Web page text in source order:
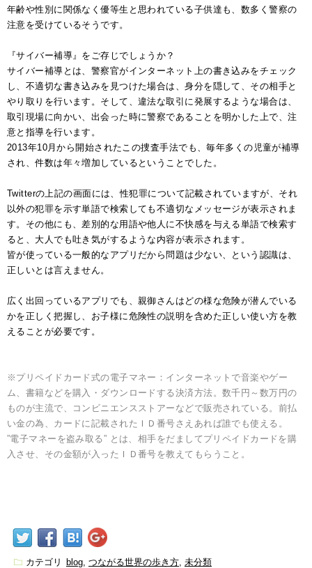
年齢や性別に関係なく優等生と思われている子供達も、数多く警察の
注意を受けているそうです。
『サイバー補導』をご存じでしょうか？
サイバー補導とは、警察官がインターネット上の書き込みをチェック
し、不適切な書き込みを見つけた場合は、身分を隠して、その相手と
やり取りを行います。そして、違法な取引に発展するような場合は、
取引現場に向かい、出会った時に警察であることを明かした上で、注
意と指導を行います。
2013年10月から開始されたこの捜査手法でも、毎年多くの児童が補導
され、件数は年々増加しているということでした。
Twitterの上記の画面には、性犯罪について記載されていますが、それ
以外の犯罪を示す単語で検索しても不適切なメッセージが表示されま
す。その他にも、差別的な用語や他人に不快感を与える単語で検索す
ると、大人でも吐き気がするような内容が表示されます。
皆が使っている一般的なアプリだから問題は少ない、という認識は、
正しいとは言えません。
広く出回っているアプリでも、親御さんはどの様な危険が潜んでいる
かを正しく把握し、お子様に危険性の説明を含めた正しい使い方を教
えることが必要です。
※プリペイドカード式の電子マネー：インターネットで音楽やゲー
ム、書籍などを購入・ダウンロードする決済方法。数千円～数万円の
ものが主流で、コンビニエンスストアーなどで販売されている。前払
い金の為、カードに記載されたＩＤ番号さえあれば誰でも使える。
”電子マネーを盗み取る” とは、相手をだましてプリペイドカードを購
入させ、その金額が入ったＩＤ番号を教えてもらうこと。
カテゴリ blog つながる世界の歩き方 未分類